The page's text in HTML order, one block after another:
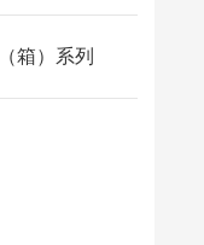
箱）系列